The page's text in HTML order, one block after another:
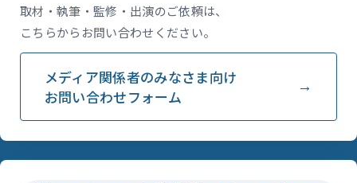
取材・執筆・監修・出演のご依頼は、
こちらからお問い合わせください。
メディア関係者のみなさま向け
お問い合わせフォーム